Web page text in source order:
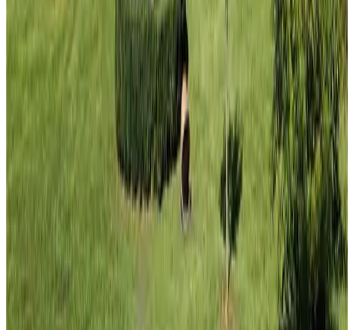
9.3
113 km von Azay-le-Brûlé
Un Presbytere en Touraine